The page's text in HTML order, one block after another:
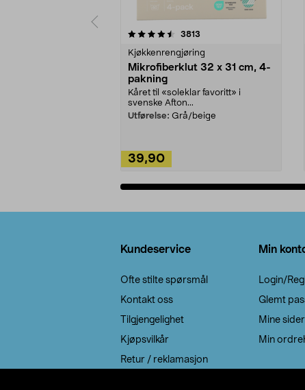
3813
Kjøkkenrengjøring
Mikrofiberklut 32 x 31 cm, 4-
pakning
Kåret til «soleklar favoritt» i
svenske Afton...
Utførelse: Grå/beige
39,90
4.5av 5 stjerner
Kundeservice
Ofte stilte spørsmål
Kontakt oss
Tilgjengelighet
Kjøpsvilkår
Retur / reklamasjon
Min
Login/
Glemt
Mine sider
Min